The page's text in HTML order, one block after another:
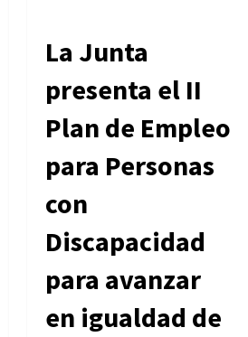
La Junta
presenta el II
Plan de Empleo
para Personas
con
Discapacidad
para avanzar
en igualdad de